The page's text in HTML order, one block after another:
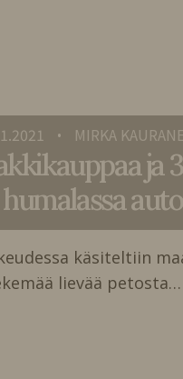
• MIRKA
ja
käsiteltiin
lievää petosta…